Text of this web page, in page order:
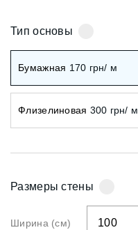
Тип основы
Бумажная 170 грн/ м
Флизелиновая 300 грн/ м
Размеры стены
Ширина (см)